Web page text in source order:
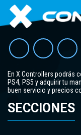
En X Controllers podrás
PS4, PS5 y adquirir tu
buen servicio y precios
SECCIONES